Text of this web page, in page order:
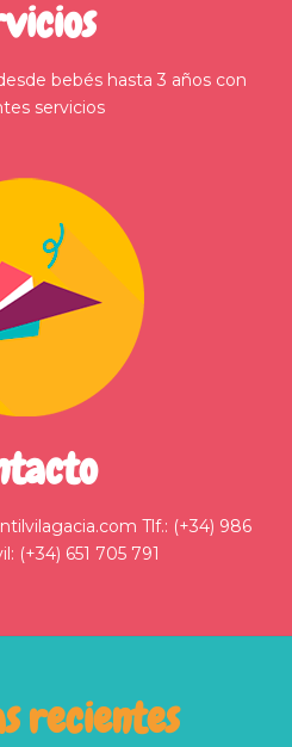
bebés hasta 3 años con
servicios
Tlf.: (+34) 986
(+34) 651 705 791
recientes